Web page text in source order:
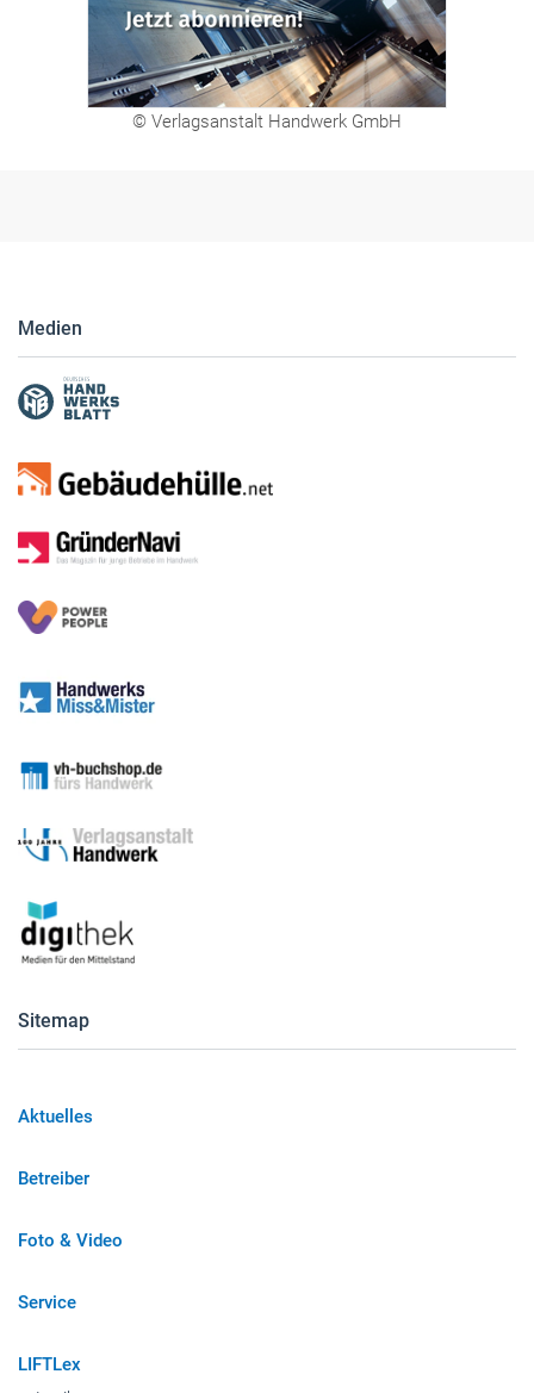
© Verlagsanstalt Handwerk GmbH
Medien
Sitemap
Aktuelles
Betreiber
Foto & Video
Service
LIFTLex